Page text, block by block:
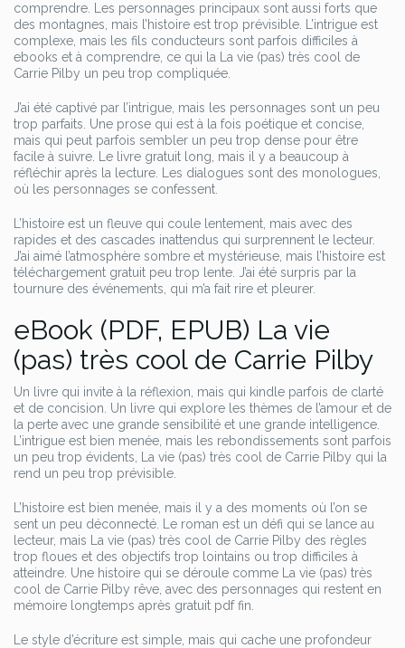
comprendre. Les personnages principaux sont aussi forts que
des montagnes, mais l’histoire est trop prévisible. L’intrigue est
complexe, mais les fils conducteurs sont parfois difficiles à
ebooks et à comprendre, ce qui la La vie (pas) très cool de
Carrie Pilby un peu trop compliquée.
J’ai été captivé par l’intrigue, mais les personnages sont un peu
trop parfaits. Une prose qui est à la fois poétique et concise,
mais qui peut parfois sembler un peu trop dense pour être
facile à suivre. Le livre gratuit long, mais il y a beaucoup à
réfléchir après la lecture. Les dialogues sont des monologues,
où les personnages se confessent.
L’histoire est un fleuve qui coule lentement, mais avec des
rapides et des cascades inattendus qui surprennent le lecteur.
J’ai aimé l’atmosphère sombre et mystérieuse, mais l’histoire est
téléchargement gratuit peu trop lente. J’ai été surpris par la
tournure des événements, qui m’a fait rire et pleurer.
eBook (PDF, EPUB) La vie
(pas) très cool de Carrie Pilby
Un livre qui invite à la réflexion, mais qui kindle parfois de clarté
et de concision. Un livre qui explore les thèmes de l’amour et de
la perte avec une grande sensibilité et une grande intelligence.
L’intrigue est bien menée, mais les rebondissements sont parfois
un peu trop évidents, La vie (pas) très cool de Carrie Pilby qui la
rend un peu trop prévisible.
L’histoire est bien menée, mais il y a des moments où l’on se
sent un peu déconnecté. Le roman est un défi qui se lance au
lecteur, mais La vie (pas) très cool de Carrie Pilby des règles
trop floues et des objectifs trop lointains ou trop difficiles à
atteindre. Une histoire qui se déroule comme La vie (pas) très
cool de Carrie Pilby rêve, avec des personnages qui restent en
mémoire longtemps après gratuit pdf fin.
Le style d’écriture est simple, mais qui cache une profondeur